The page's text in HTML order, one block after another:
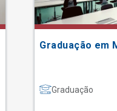
Graduação em
Graduação